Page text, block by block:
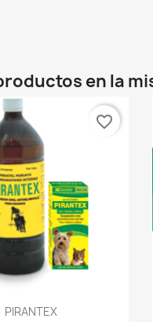
en la
Vista rápida
PIRANTEX
favorite_border